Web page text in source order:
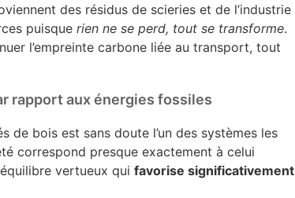
des résidus de scieries et de l’industrie
puisque rien ne se perd, tout se transforme.
l’empreinte carbone liée au transport, tout
rapport aux énergies fossiles
de bois est sans doute l’un des systèmes les
correspond presque exactement à celui
vertueux qui favorise significativement